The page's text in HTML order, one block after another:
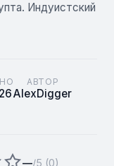
Индуистский
АВТОР
AlexDigger
—/5 (0)